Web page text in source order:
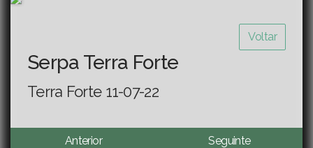
Voltar
Serpa Terra Forte
Terra Forte 11-07-22
Anterior Seguinte